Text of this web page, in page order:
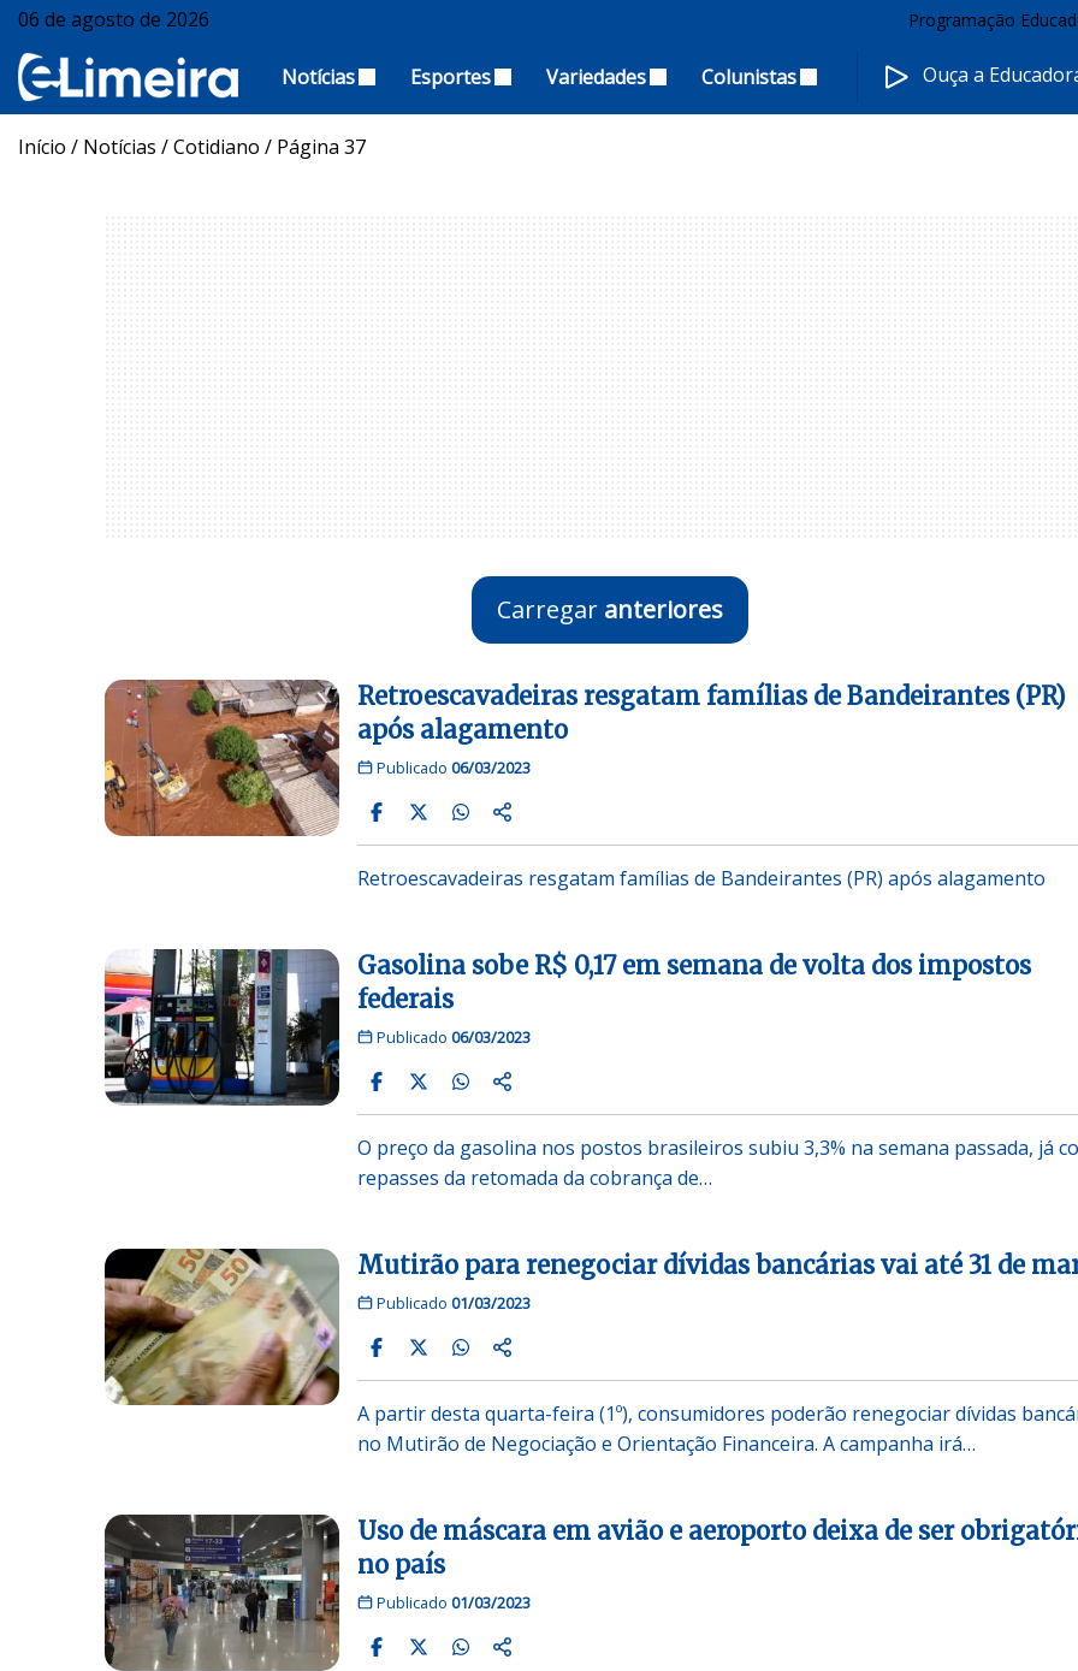
06 de agosto de 2026 Programação
Notícias Esportes Variedades Colunistas Ouça a
Início / Notícias /Cotidiano / Página 37
Carregar anteriores
Retroescavadeiras resgatam famílias de Bandeirantes (PR)
após alagamento
Publicado 06/03/2023
Retroescavadeiras resgatam famílias de Bandeirantes (PR) após alagamento
Gasolina sobe R$ 0,17 em semana de volta dos impostos
federais
Publicado 06/03/2023
O preço da gasolina nos postos brasileiros subiu 3,3% na semana passada, já
repasses da retomada da cobrança de…
Mutirão para renegociar dívidas bancárias vai até 31 de
Publicado 01/03/2023
A partir desta quarta-feira (1º), consumidores poderão renegociar dívidas
no Mutirão de Negociação e Orientação Financeira. A campanha irá…
Uso de máscara em avião e aeroporto deixa de ser
no país
Publicado 01/03/2023